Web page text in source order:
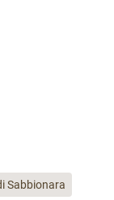
Sabbionara